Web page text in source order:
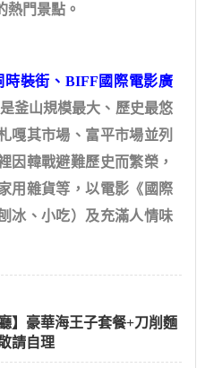
熱門景點。
時裝街、BIFF國際電影廣
釜山規模最大、歷史最悠
嘎其市場、富平市場並列
因韓戰避難歷史而繁榮，
用雜貨等，以電影《國際
冰、小吃）及充滿人情味
】豪華海王子套餐+刀削麵
請自理